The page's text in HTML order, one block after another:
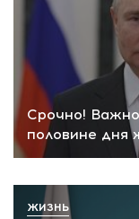
Срочно!
половине дня
ЖИЗНЬ